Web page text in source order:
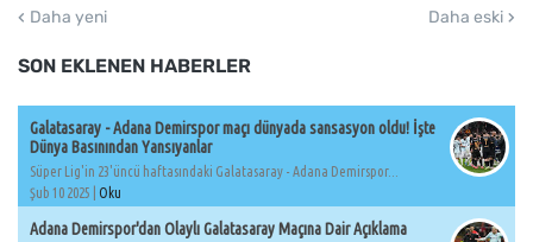
Daha yeni Daha eski
SON EKLENEN HABERLER
Galatasaray - Adana Demirspor maçı dünyada sansasyon oldu! İşte
Dünya Basınından Yansıyanlar
Süper Lig'in 23'üncü haftasındaki Galatasaray - Adana Demirspor...
Şub 10 2025 | Oku
Adana Demirspor'dan Olaylı Galatasaray Maçına Dair Açıklama